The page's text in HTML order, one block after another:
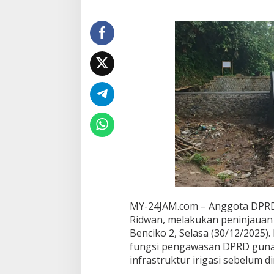
B
e
n
d
u
n
MY-24JAM.com – Anggota
Ridwan, melakukan
Benciko 2, Selasa (30/12/
fungsi pengawasan DPRD
infrastruktur irigasi sebelum